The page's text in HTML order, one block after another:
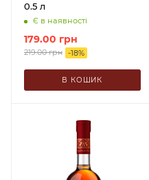
0.5 л
Є в наявності
179.00 грн
219.00грн -18%
В КОШИК